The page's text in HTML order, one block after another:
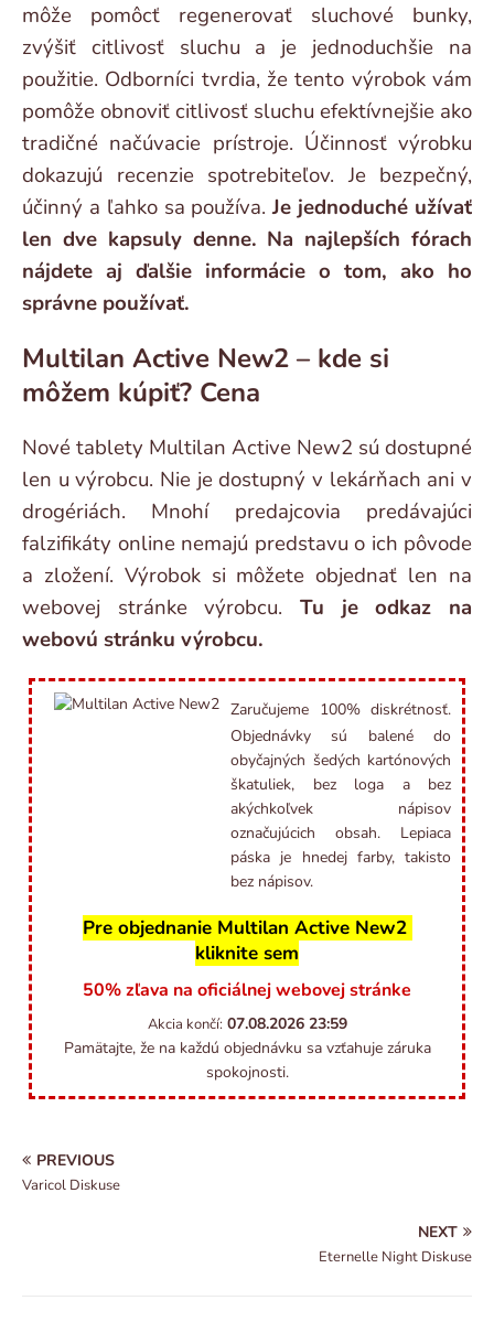
môže pomôcť regenerovať sluchové bunky,
zvýšiť citlivosť sluchu a je jednoduchšie na
použitie. Odborníci tvrdia, že tento výrobok vám
pomôže obnoviť citlivosť sluchu efektívnejšie ako
tradičné načúvacie prístroje. Účinnosť výrobku
dokazujú recenzie spotrebiteľov. Je bezpečný,
účinný a ľahko sa používa. Je jednoduché užívať
len dve kapsuly denne. Na najlepších fórach
nájdete aj ďalšie informácie o tom, ako ho
správne používať.
Multilan Active New2 – kde si
môžem kúpiť? Cena
Nové tablety Multilan Active New2 sú dostupné
len u výrobcu. Nie je dostupný v lekárňach ani v
drogériách. Mnohí predajcovia predávajúci
falzifikáty online nemajú predstavu o ich pôvode
a zložení. Výrobok si môžete objednať len na
webovej stránke výrobcu. Tu je odkaz na
webovú stránku výrobcu.
Zaručujeme 100% diskrétnosť.
Objednávky sú balené do
obyčajných šedých kartónových
škatuliek, bez loga a bez
akýchkoľvek nápisov
označujúcich obsah. Lepiaca
páska je hnedej farby, takisto
bez nápisov.
Pre objednanie Multilan Active New2
kliknite sem
50% zľava na oficiálnej webovej stránke
Akcia končí: 07.08.2026 23:59
Pamätajte, že na každú objednávku sa vzťahuje záruka
spokojnosti.
PREVIOUS
Varicol Diskuse
NEXT
Eternelle Night Diskuse